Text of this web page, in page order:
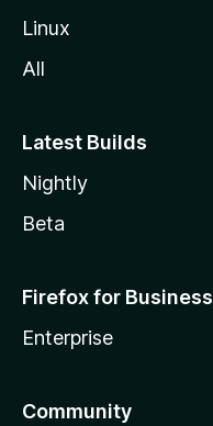
Linux
All
Latest Builds
Nightly
Beta
Firefox for Business
Enterprise
Community